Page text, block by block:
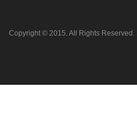
Copyright © 2015. All Rights Reserved.